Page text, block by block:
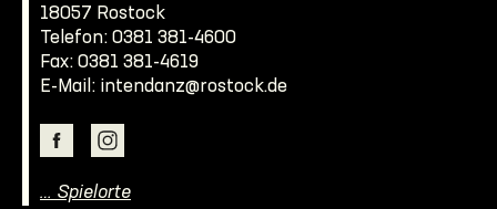
18057 Rostock
Telefon: 0381 381-4600
Fax: 0381 381-4619
E-Mail: intendanz@rostock.de
… Spielorte